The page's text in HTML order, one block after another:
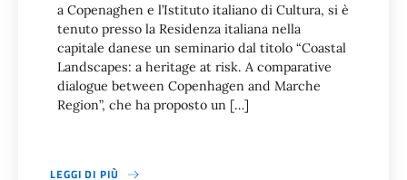
a Copenaghen e l’Istituto italiano di Cultura, si è
tenuto presso la Residenza italiana nella
capitale danese un seminario dal titolo “Coastal
Landscapes: a heritage at risk. A comparative
dialogue between Copenhagen and Marche
Region”, che ha proposto un […]
LEGGI DI PIÙ